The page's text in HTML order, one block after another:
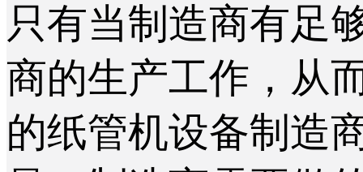
只有当制造商有足
商的生产工作，从
的纸管机设备制造